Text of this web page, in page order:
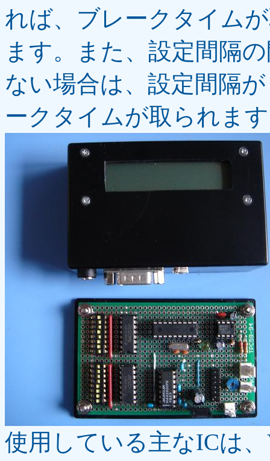
れば、ブレークタイム
ます。また、設定間隔
ない場合は、設定間隔
ークタイムが取られま
使用している主なICは